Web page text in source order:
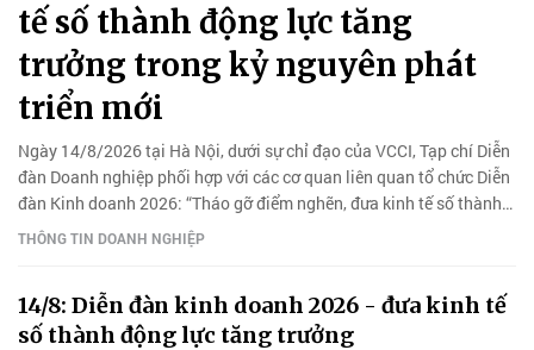
tế số thành động lực tăng
trưởng trong kỷ nguyên phát
triển mới
Ngày 14/8/2026 tại Hà Nội, dưới sự chỉ đạo của VCCI, Tạp chí Diễn
đàn Doanh nghiệp phối hợp với các cơ quan liên quan tổ chức Diễn
đàn Kinh doanh 2026: “Tháo gỡ điểm nghẽn, đưa kinh tế số thành
động lực tăng trưởng trong kỷ nguyên phát triển mới”.
THÔNG TIN DOANH NGHIỆP
14/8: Diễn đàn kinh doanh 2026 - đưa kinh tế
số thành động lực tăng trưởng